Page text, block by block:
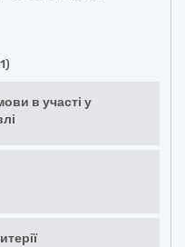
в участі у